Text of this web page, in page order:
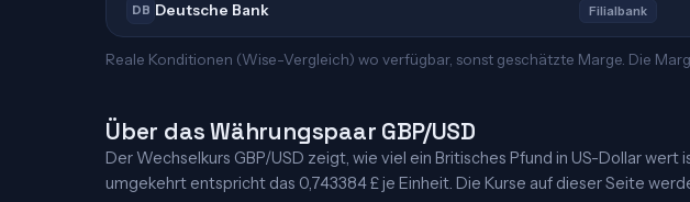
DB Deutsche Bank Filialbank
Reale Konditionen (Wise-Vergleich) wo verfügbar, sonst geschätzte Marge. Die
Über das Währungspaar GBP/USD
Der Wechselkurs GBP/USD zeigt, wie viel ein Britisches Pfund in US-Dollar
umgekehrt entspricht das 0,743384 £ je Einheit. Die Kurse auf dieser Seite